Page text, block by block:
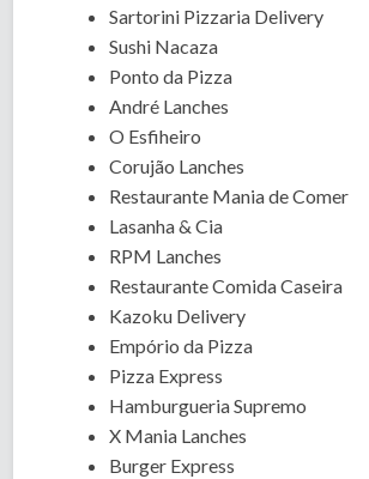
Sartorini Pizzaria Delivery
Sushi Nacaza
Ponto da Pizza
André Lanches
O Esfiheiro
Corujão Lanches
Restaurante Mania de Comer
Lasanha & Cia
RPM Lanches
Restaurante Comida Caseira
Kazoku Delivery
Empório da Pizza
Pizza Express
Hamburgueria Supremo
X Mania Lanches
Burger Express